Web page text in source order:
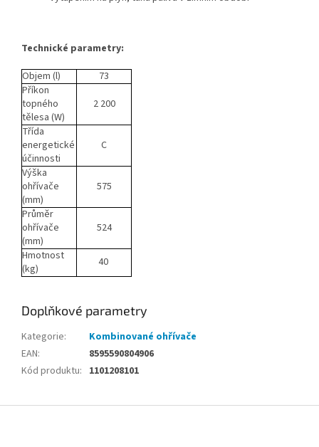
Technické parametry:
Objem (l)
73
Příkon
topného
tělesa (W)
2 200
Třída
energetické
účinnosti
C
Výška
ohřívače
(mm)
575
Průměr
ohřívače
(mm)
524
Hmotnost
(kg)
40
Doplňkové parametry
Kategorie:
Kombinované ohřívače
EAN:
8595590804906
Kód produktu: 1101208101